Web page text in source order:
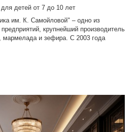
детей от 7 до 10 лет
им. К. Самойловой" – одно из
крупнейший производитель
мармелада и зефира. С 2003 года